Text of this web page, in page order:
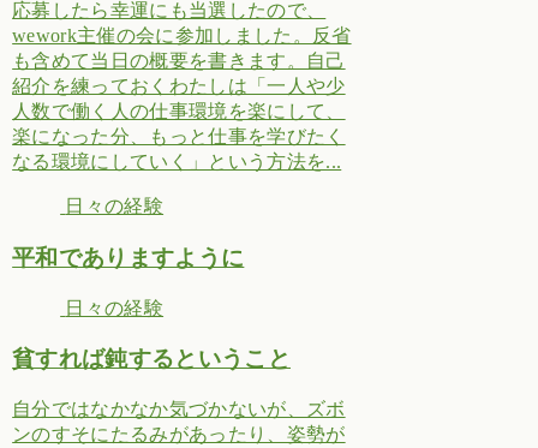
応募したら幸運にも当選したので、
wework主催の会に参加しました。反省
も含めて当日の概要を書きます。自己
紹介を練っておくわたしは「一人や少
人数で働く人の仕事環境を楽にして、
楽になった分、もっと仕事を学びたく
なる環境にしていく」という方法を...
日々の経験
平和でありますように
日々の経験
貧すれば鈍するということ
自分ではなかなか気づかないが、ズボ
ンのすそにたるみがあったり、姿勢が